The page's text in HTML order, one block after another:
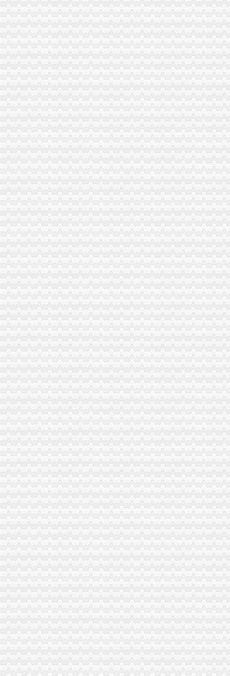
沈代账会计_代办营业执照注册_沈代账公司_沈瑞亚会计服务有
池州财务公司|池州代账公司|池州会计公司|池州嘉禾财务咨询有限公司
石家庄会计代账公司|石家庄工商注册代办|石家庄代办营业执照
沈代帐公司、沈代帐会计、沈代账公司、沈代账会计【今日推
渝中区重庆天地
重庆市渝中区物业协会参观重庆天地认可丰诚物业优质服务_新浪家居
重庆市渝中区化龙桥重庆天地股票期货网上开户操作流程
渝中区华龙桥重庆天地_中华文本库
瑞安重庆天地商铺商铺出售,渝中区重庆天地企业天地临街住宅底商
重庆天地高层销售领跑楼市|重庆|渝中区_凤凰资讯
渝中区重庆天地公寓,现房买一层送一层,品质大盘轻轨房,渝中化龙
重庆天地是否属于渝中区有商铺卖没有价格多少–安居客房产问答
渝中区重庆天地,佳黄金地段商铺开.抢,重庆渝中李子坝重庆天地商
[重庆渝中区]瑞安重庆天地室内设计[信息有效期：6天]-我要设计-室内
渝中区华龙桥重庆天地分析.ppt
两路口代账公司
渝中区上清寺两路口会计培训学校仁和会计学校_志趣网
杭州专利诉讼：拱墅舟山路口专业代账注册公司会计做账报税整理旧账
【庐区三孝口专业注册公司代账报税欢迎来电咨询丁莉免费申请一
舵落口专业代理企业记账公司变更注销转让-湖北武汉会计审计信息
合肥同鑫财务咨询有限公司-合肥注册公司,合肥公司注册,合肥财
【镇江百汇财务管理（图）、代账公司、油坊镇代账】价格_厂家_图片
公司做外贸出口的,已经申请下了出口退税权,汉口的仁和会计代账公
亚顺源集团贷款(图)_网易新闻
家家都有记账本复兴镇两路口村农民养猪实行成本核算-300,11,3,迅
天子窖第三家白酒储存所落户两路口_网易财经
大坪代账公司
【重庆渝北区会计代理记账代办公司,价比选亿源财税】价
重庆办理营业执照代账税务代理公司注册可提供地址-直辖市重庆专利
重庆统计从业资格：适合个人代账使用财务软件_960教育_金蝶KIS-
0元免费*办重庆公司注册可提供注册地址重庆慢牛专业服务-重庆公司
重庆会计培训学校大坪零基础学会计可以吗
九龙坡石桥铺陈家坪石小路公司注册-代账会计服务-爱喇叭网
代理商标公司的前景如何？渝北代账公司电话？
重庆渝中小微企业登记2219户发展态势良好_网易新闻
重庆帅博工商_代办分公司注册_分公司注销_代理记账_重庆进出口许
重庆沙坪坝#代理记账#公司注册#营业执照代办#代办执照-百姓网
渝中区代账公司流程
江岸区会计代账公司【2016企业税务详细流程请指点】-商务服务-信
关于横竖-重庆横竖房地产顾问有限公司
南京雨花台区专业代账会计注册公司流程_【会计服务】
益民基金管理有限公司益民信用增利纯一年定期开放券型证券投
重庆渝中区重庆代帐公司工商行政管理的主要方法-直辖市重庆工商信息
天津银龙预应力材料股份有限公司关于募集资金使用完毕及注销募集资
僵尸车-搜百科
合肥吊销公司恢复合肥外贸企业代账流程
渝万囤0518号趸船一艘拍卖-渝中区设备物资拍卖公告-众拍网
重庆联合产权交易所项目公告专栏-搜狐滚动
渝中区代账公司
重庆星都大厦15处房产拍卖-渝中区办公商务楼拍卖公告-众拍网
【重庆渝中区代理记账|代理记账公司|会计代理记账】-重庆赶集网
四川朝机器厂与上海重庆汽车摩托车经营公司、重庆海庆实业总公司
重庆会计网|重庆会计|重庆会计公司-重庆酷易搜
关于印发《渝中区残疾人辅助器具适配实施办法》的通知
重庆普飞代理记账有限公司
重庆公司注册_工商代理_个体工商户_分公司_进出口权申请_营业执照
重庆市南岸区南坪江南大道7号（浪高国际广场（亮阁））、渝中区
重庆代理记账-重庆工商代办电话价格-重庆营业执照代办-重庆注册公司-
重庆市渝中区中山一路148号第四层商业用房拍卖公告_新浪重庆今荣_
代账公司
泰州代账,泰州代账会计,泰州代账公司,泰州会计代账,泰州优正会
代账会计虚开发票上千万每月工资仅几百|增值税|会计|发票_新浪新闻